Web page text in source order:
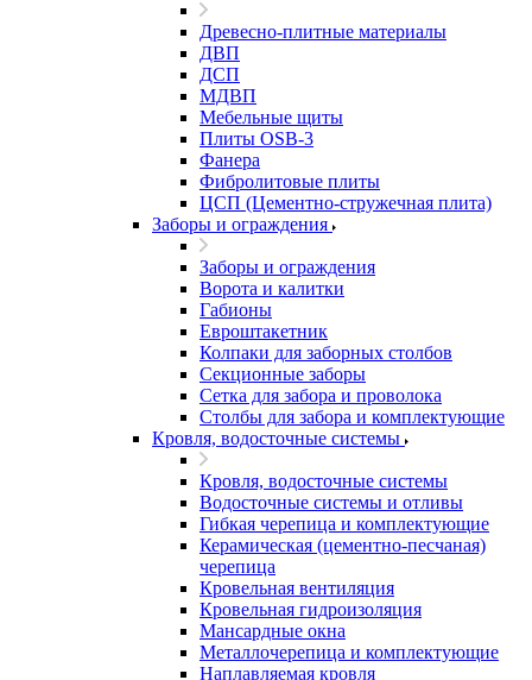
Древесно-плитные материалы
ДВП
ДСП
МДВП
Мебельные щиты
Плиты OSB-3
Фанера
Фибролитовые плиты
ЦСП (Цементно-стружечная плита)
Заборы и ограждения
Заборы и ограждения
Ворота и калитки
Габионы
Евроштакетник
Колпаки для заборных столбов
Секционные заборы
Сетка для забора и проволока
Столбы для забора и комплектующие
Кровля, водосточные системы
Кровля, водосточные системы
Водосточные системы и отливы
Гибкая черепица и комплектующие
Керамическая (цементно-песчаная)
черепица
Кровельная вентиляция
Кровельная гидроизоляция
Мансардные окна
Металлочерепица и комплектующие
Наплавляемая кровля